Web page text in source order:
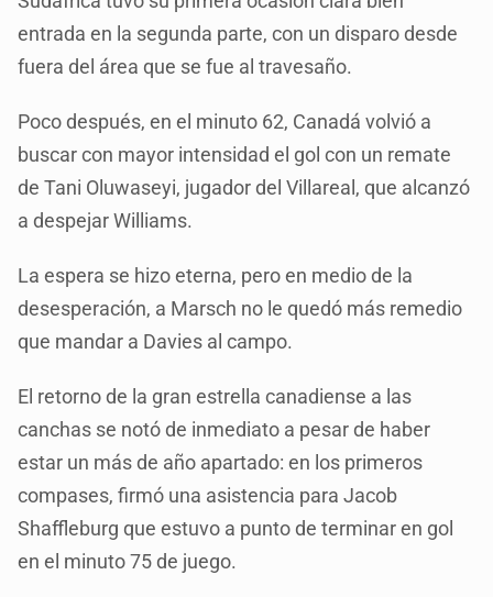
entrada en la segunda parte, con un disparo desde
fuera del área que se fue al travesaño.
Poco después, en el minuto 62, Canadá volvió a
buscar con mayor intensidad el gol con un remate
de Tani Oluwaseyi, jugador del Villareal, que alcanzó
a despejar Williams.
La espera se hizo eterna, pero en medio de la
desesperación, a Marsch no le quedó más remedio
que mandar a Davies al campo.
El retorno de la gran estrella canadiense a las
canchas se notó de inmediato a pesar de haber
estar un más de año apartado: en los primeros
compases, firmó una asistencia para Jacob
Shaffleburg que estuvo a punto de terminar en gol
en el minuto 75 de juego.